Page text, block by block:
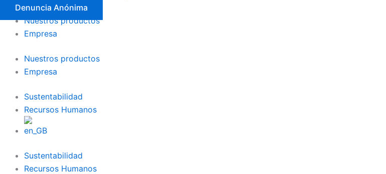
Denuncia Anónima
Nuestros productos
Empresa
Nuestros productos
Empresa
Sustentabilidad
Recursos Humanos
Sustentabilidad
Recursos Humanos